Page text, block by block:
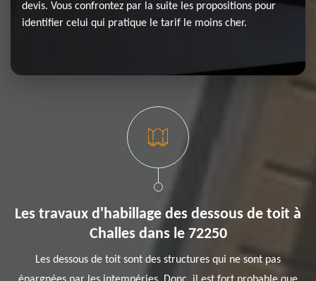
devis. Vous confrontez par la suite les propositions pour
identifier celui qui pratique le tarif le moins cher.
Les travaux d'habillage des dessous de toit à
Challes dans le 72250
Les dessous de toit sont des structures qui ne sont pas